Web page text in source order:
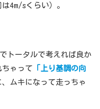
4m/sくらい）。
トータルで考えれば良か
ちゃって 「上り基調の向
ムキになって走っちゃ